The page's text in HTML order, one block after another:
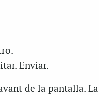
Enviar.
de la pantalla.